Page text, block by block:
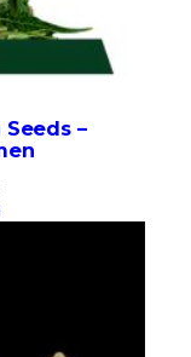
Seeds –
€